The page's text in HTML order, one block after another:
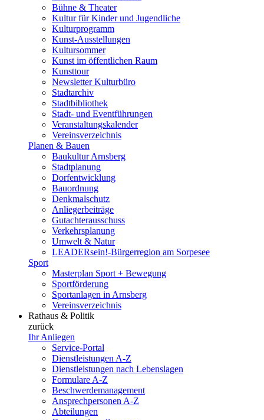
Bühne & Theater
Kultur für Kinder und Jugendliche
Kulturprogramm
Kunst-Ausstellungen
Kultursommer
Kunst im öffentlichen Raum
Kunsttour
Newsletter Kulturbüro
Stadtarchiv
Stadtbibliothek
Stadt- und Eventführungen
Veranstaltungskalender
Vereinsverzeichnis
Planen & Bauen
Baukultur Arnsberg
Stadtplanung
Dorfentwicklung
Bauordnung
Denkmalschutz
Anliegerbeiträge
Gutachterausschuss
Verkehrsplanung
Umwelt & Natur
LEADERsein!-Bürgerregion am Sorpesee
Sport
Masterplan Sport + Bewegung
Sportförderung
Sportanlagen in Arnsberg
Vereinsverzeichnis
Rathaus & Politik
zurück
Ihr Anliegen
Service-Portal
Dienstleistungen A-Z
Dienstleistungen nach Lebenslagen
Formulare A-Z
Beschwerdemanagement
Ansprechpersonen A-Z
Abteilungen